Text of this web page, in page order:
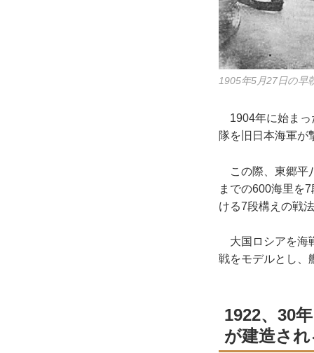
1905年5月27日の早
1904年に始まっ
隊を旧日本海軍が
この際、東郷平
までの600海里を
ける7段構えの戦
大国ロシアを海
戦をモデルとし、
1922、30
が建造さ